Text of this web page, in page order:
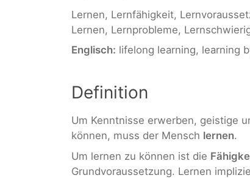
Lernen, Lernfähigkeit,
Lernen, Lernprobleme,
Englisch: lifelong learning, learning
Definition
Um Kenntnisse erwerben, geistige
können, muss der Mensch lernen.
Um lernen zu können ist die
Grundvoraussetzung. Lernen